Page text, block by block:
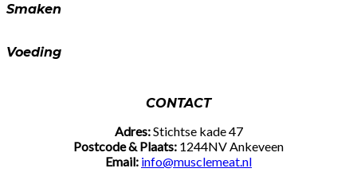
Smaken
Voeding
CONTACT
Adres:Stichtse kade 47
Postcode & Plaats: 1244NV Ankeveen
Email: info@musclemeat.nl